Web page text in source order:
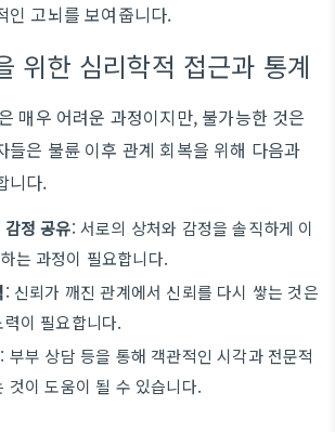
인 고뇌를 보여줍니다.
위한 심리학적 접근과 통계
매우 어려운 과정이지만, 불가능한 것은
들은 불륜 이후 관계 회복을 위해 다음과
니다.
정 공유: 서로의 상처와 감정을 솔직하게 이
는 과정이 필요합니다.
: 신뢰가 깨진 관계에서 신뢰를 다시 쌓는 것은
이 필요합니다.
: 부부 상담 등을 통해 객관적인 시각과 전문적
것이 도움이 될 수 있습니다.